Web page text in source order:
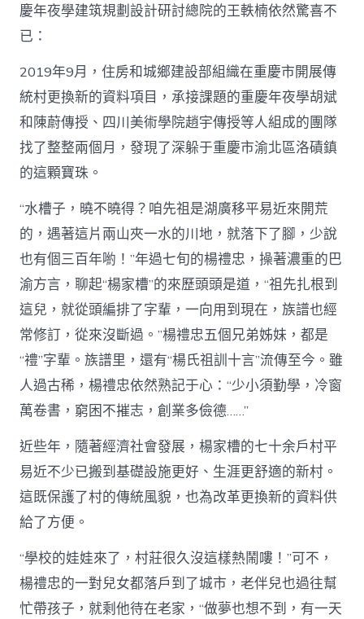
慶年夜學建筑規劃設計研討總院的王軼楠依然驚喜不
已：
2019年9月，住房和城鄉建設部組織在重慶市開展傳
統村更換新的資料項目，承接課題的重慶年夜學胡斌
和陳蔚傳授、四川美術學院趙宇傳授等人組成的團隊
找了整整兩個月，發現了深躲于重慶市渝北區洛磧鎮
的這顆寶珠。
“水槽子，曉不曉得？咱先祖是湖廣移平易近來開荒
的，遇著這片兩山夾一水的川地，就落下了腳，少說
也有個三百年喲！”年過七旬的楊禮忠，操著濃重的巴
渝方言，聊起“楊家槽”的來歷頭頭是道，“祖先扎根到
這兒，就從頭編排了字輩，一向用到現在，族譜也經
常修訂，從來沒斷過。”楊禮忠五個兄弟姊妹，都是
“禮”字輩。族譜里，還有“楊氏祖訓十言”流傳至今。雖
人過古稀，楊禮忠依然熟記于心：“少小須勤學，冷窗
萬卷書，窮困不摧志，創業多儉德……”
近些年，隨著經濟社會發展，楊家槽的七十余戶村平
易近不少已搬到基礎設施更好、生涯更舒適的新村。
這既保護了村的傳統風貌，也為改革更換新的資料供
給了方便。
“學校的娃娃來了，村莊很久沒這樣熱鬧嘍！”可不，
楊禮忠的一對兒女都落戶到了城市，老伴兒也過往幫
忙帶孩子，就剩他待在老家，“做夢也想不到，有一天